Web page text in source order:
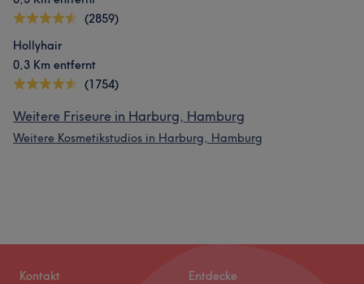
Kompetent 12
Freundlich
(2859)
Hollyhair
0,3 Km entfernt
(1754)
Weitere Friseure in Harburg, Hamburg
Weitere Kosmetikstudios in Harburg, Hamburg
Kontakt Entdecke